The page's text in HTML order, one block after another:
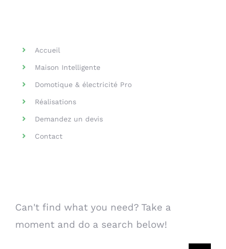
Accueil
Maison Intelligente
Domotique & électricité Pro
Réalisations
Demandez un devis
Contact
Can't find what you need? Take a
moment and do a search below!